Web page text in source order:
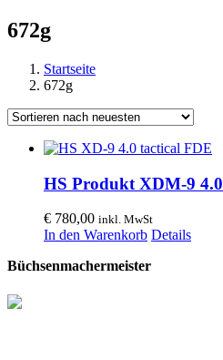
672g
Startseite
672g
HS Produkt XDM-9
€ 780,00 inkl. MwSt
In den Warenkorb Details
Büchsenmachermeister